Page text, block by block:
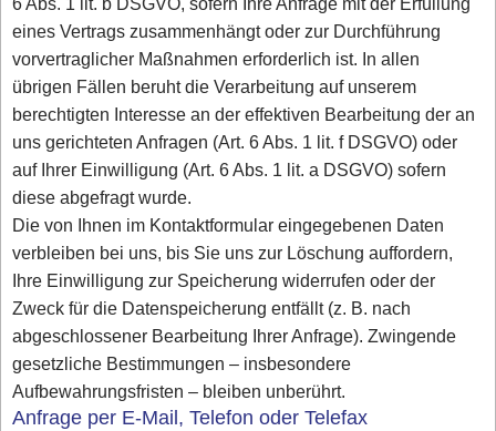
eines Vertrags zusammenhängt oder zur Durchführung
vorvertraglicher Maßnahmen erforderlich ist. In allen
übrigen Fällen beruht die Verarbeitung auf unserem
berechtigten Interesse an der effektiven Bearbeitung der an
uns gerichteten Anfragen (Art. 6 Abs. 1 lit. f DSGVO) oder
auf Ihrer Einwilligung (Art. 6 Abs. 1 lit. a DSGVO) sofern
diese abgefragt wurde.
Die von Ihnen im Kontaktformular eingegebenen Daten
verbleiben bei uns, bis Sie uns zur Löschung auffordern,
Ihre Einwilligung zur Speicherung widerrufen oder der
Zweck für die Datenspeicherung entfällt (z. B. nach
abgeschlossener Bearbeitung Ihrer Anfrage). Zwingende
gesetzliche Bestimmungen – insbesondere
Aufbewahrungsfristen – bleiben unberührt.
Anfrage per E-Mail, Telefon oder Telefax